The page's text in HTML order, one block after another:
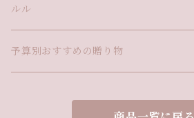
ルル
予算別おすすめの贈り物